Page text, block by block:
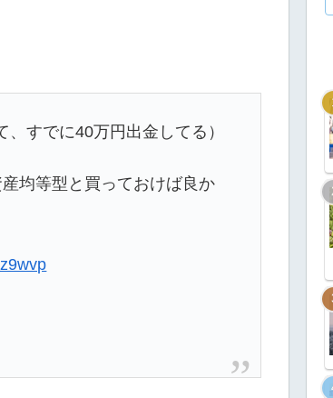
すでに40万円出金してる）
均等型と買っておけば良か